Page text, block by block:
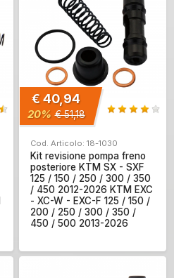
€ 40,94
20% € 51,18
Cod. Articolo: 18-1030
Kit revisione pompa freno
posteriore KTM SX - SXF
125 / 150 / 250 / 300 / 350
/ 450 2012-2026 KTM EXC
- XC-W - EXC-F 125 / 150 /
200 / 250 / 300 / 350 /
450 / 500 2013-2026